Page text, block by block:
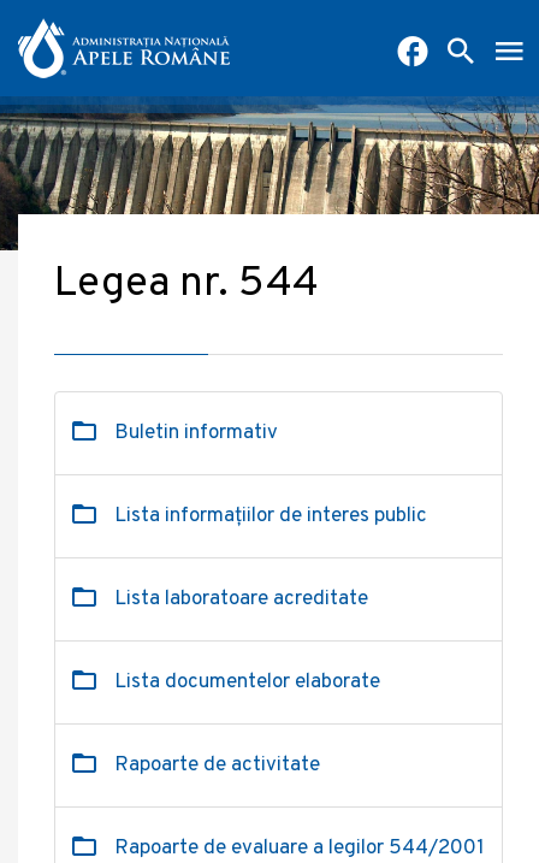
Legea nr. 544
Buletin informativ
Lista informațiilor de interes public
Lista laboratoare acreditate
Lista documentelor elaborate
Rapoarte de activitate
Rapoarte de evaluare a legilor 544/2001